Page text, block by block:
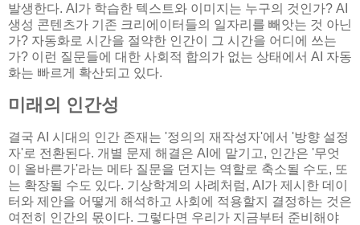
발생한다. AI가 학습한 텍스트와 이미지는 누구의 것인가? AI
생성 콘텐츠가 기존 크리에이터들의 일자리를 빼앗는 것 아닌
가? 자동화로 시간을 절약한 인간이 그 시간을 어디에 쓰는
가? 이런 질문들에 대한 사회적 합의가 없는 상태에서 AI 자동
화는 빠르게 확산되고 있다.
미래의 인간성
결국 AI 시대의 인간 존재는 '정의의 재작성자'에서 '방향 설정
자'로 전환된다. 개별 문제 해결은 AI에 맡기고, 인간은 '무엇
이 올바른가'라는 메타 질문을 던지는 역할로 축소될 수도, 또
는 확장될 수도 있다. 기상학계의 사례처럼, AI가 제시한 데이
터와 제안을 어떻게 해석하고 사회에 적용할지 결정하는 것은
여전히 인간의 몫이다. 그렇다면 우리가 지금부터 준비해야